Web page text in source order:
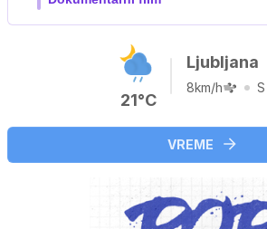
21°C
Ljubljana
8km/h S
VREME